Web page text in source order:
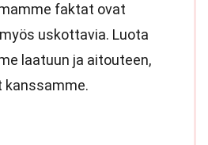
faktat ovat
uskottavia. Luota
laatuun ja aitouteen,
kanssamme.